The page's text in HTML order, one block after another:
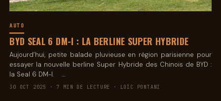
AUTO
BYD SEAL 6 DM-I : LA BERLINE SUPER HYBRIDE
Aujourd’hui, petite balade pluvieuse en région parisienne pour
essayer la nouvelle berline Super Hybride des Chinois de BYD :
la Seal 6 DM-I. …
30 OCT 2025 · 7 MIN DE LECTURE · LOÏC PONTANI